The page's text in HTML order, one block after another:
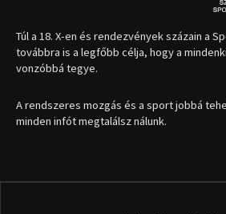
Túl a 18. X-en és rendezvények százain a
továbbra is a legfőbb célja, hogy a
vonzóbbá tegye.
A rendszeres mozgás és a sport jobbá
minden infót megtalálsz nálunk.